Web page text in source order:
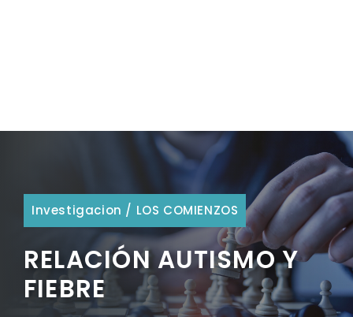
Investigacion / LOS COMIENZOS
RELACIÓN AUTISMO Y
FIEBRE